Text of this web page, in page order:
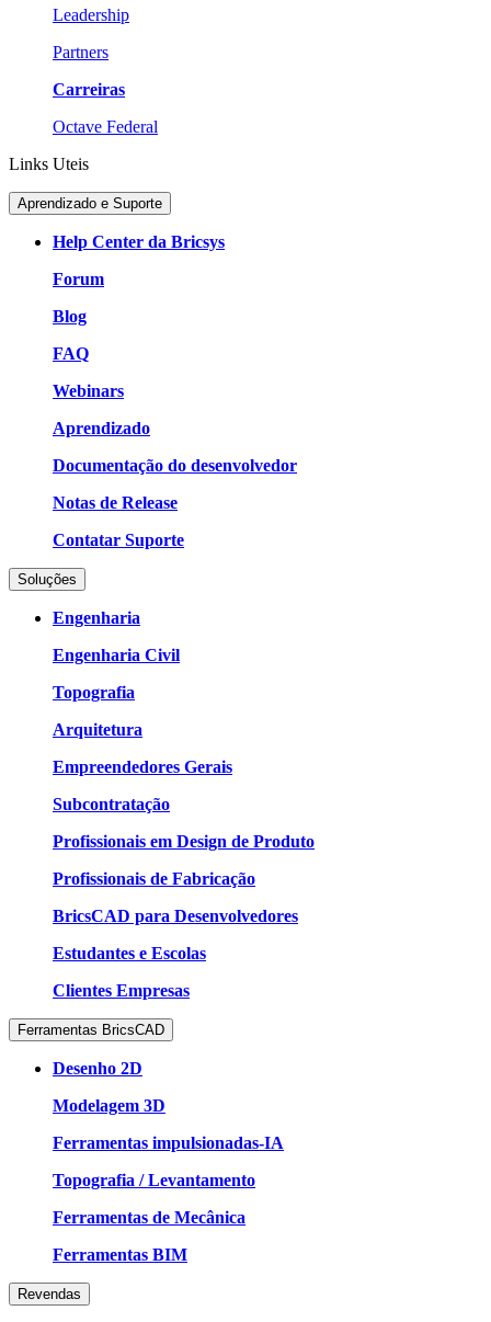
Leadership
Partners
Carreiras
Octave Federal
Links Uteis
Aprendizado e Suporte
Help Center da Bricsys
Forum
Blog
FAQ
Webinars
Aprendizado
Documentação do desenvolvedor
Notas de Release
Contatar Suporte
Soluções
Engenharia
Engenharia Civil
Topografia
Arquitetura
Empreendedores Gerais
Subcontratação
Profissionais em Design de Produto
Profissionais de Fabricação
BricsCAD para Desenvolvedores
Estudantes e Escolas
Clientes Empresas
Ferramentas BricsCAD
Desenho 2D
Modelagem 3D
Ferramentas impulsionadas-IA
Topografia / Levantamento
Ferramentas de Mecânica
Ferramentas BIM
Revendas